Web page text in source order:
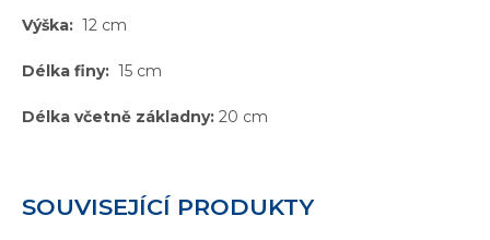
Výška: 12 cm
Délka finy: 15 cm
Délka včetně základny: 20 cm
SOUVISEJÍCÍ PRODUKTY